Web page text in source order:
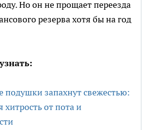
Но он не прощает переезда
резерва хотя бы на год
подушки запахнут свежестью:
хитрость от пота и